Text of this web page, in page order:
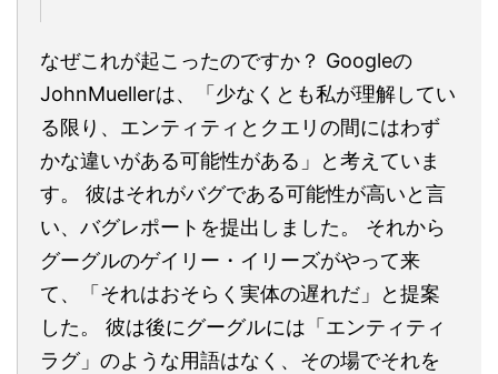
なぜこれが起こったのですか？ Googleの
JohnMuellerは、「少なくとも私が理解してい
る限り、エンティティとクエリの間にはわず
かな違いがある可能性がある」と考えていま
す。 彼はそれがバグである可能性が高いと言
い、バグレポートを提出しました。 それから
グーグルのゲイリー・イリーズがやって来
て、「それはおそらく実体の遅れだ」と提案
した。 彼は後にグーグルには「エンティティ
ラグ」のような用語はなく、その場でそれを